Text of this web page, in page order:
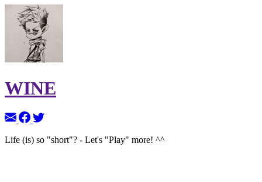
WINE
Life (is) so "short"? - Let's "Play" more! ^^